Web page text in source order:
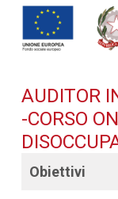
AUDITOR
-CORSO
Obiettivi